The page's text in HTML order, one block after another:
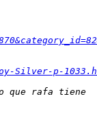
Silver-p-